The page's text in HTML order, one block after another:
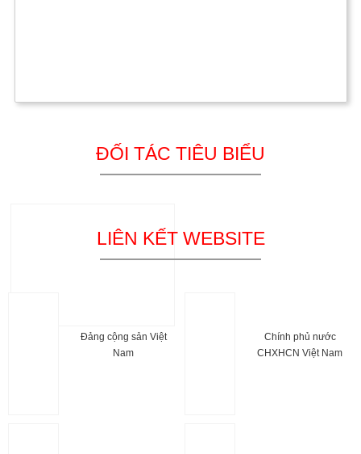
ĐỐI TÁC TIÊU BIỂU
LIÊN KẾT WEBSITE
Đảng cộng sản Việt
Nam
Chính phủ nước
CHXHCN Việt Nam